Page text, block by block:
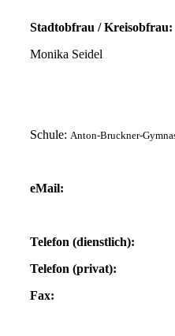
Stadtobfrau / Kreisobfrau:
Monika Seidel
Schule: Anton-Bruckner-
eMail:
Telefon (dienstlich):
Telefon (privat):
Fax: